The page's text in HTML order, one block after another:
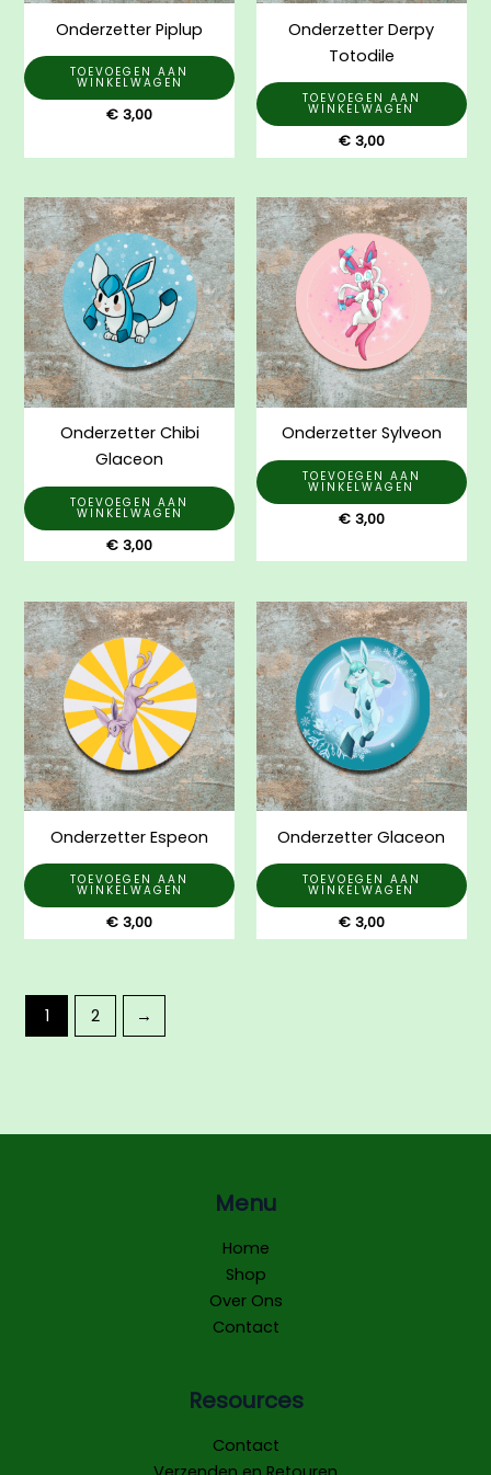
Onderzetter Piplup
TOEVOEGEN AAN
WINKELWAGEN
€ 3,00
Onderzetter Derpy
Totodile
TOEVOEGEN AAN
WINKELWAGEN
€3,00
Onderzetter Chibi
Glaceon
TOEVOEGEN AAN
WINKELWAGEN
€ 3,00
Onderzetter Sylveon
TOEVOEGEN AAN
WINKELWAGEN
€3,00
Onderzetter Espeon
TOEVOEGEN AAN
WINKELWAGEN
€ 3,00
Onderzetter Glaceon
TOEVOEGEN AAN
WINKELWAGEN
€3,00
1 2 →
Menu
Home
Shop
Over Ons
Contact
Resources
Contact